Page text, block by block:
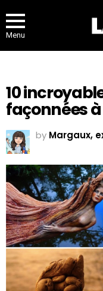
Menu
10
façonnées
by Margaux,